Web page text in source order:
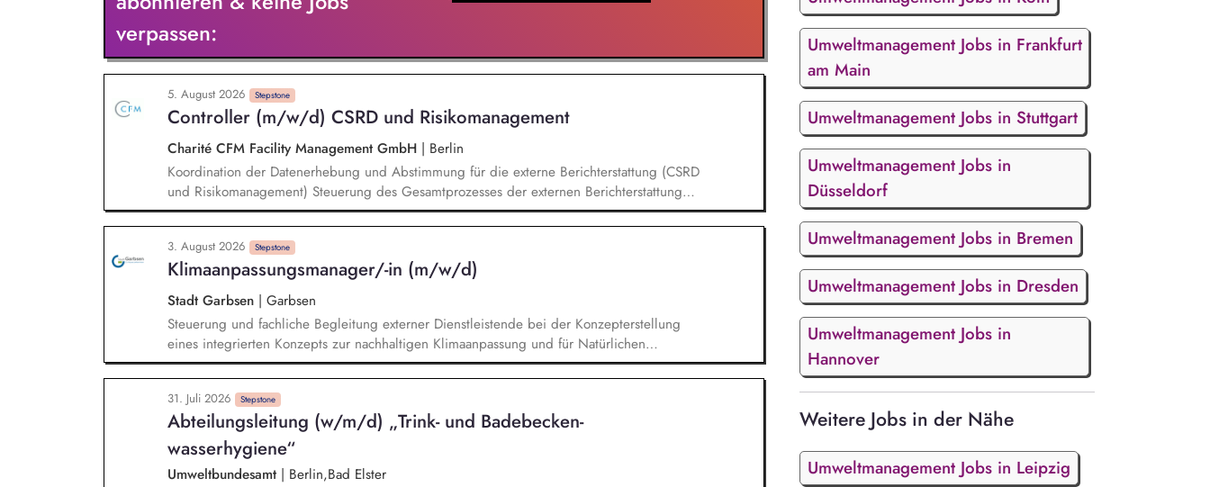
verpassen:
5. August 2026 Stepstone
Controller (m/w/d) CSRD und Risikomanagement
Charité CFM Facility Management GmbH | Berlin
Koordination der Datenerhebung und Abstimmung für die externe Berichterstattung (CSRD
und Risikomanagement) Steuerung des Gesamtprozesses der externen Berichterstattung
Sicherstellung einer fristgerechten und qualitativ hochwertigen Umsetzung in
Zusammenarbeit mit den beteiligten Fachbereichen Entwicklung & Einführung des
Berichtssystem CSRD und Risikomanagement Analysieren regulatorischer
Nachhaltigkeitsanforderungen für CSRD sowie entsprechende gesetzliche
Risikomanagement Berichtspflichten Aufbau und Weiterentwicklung von internen
Kontrollsystemen (IKS)
3. August 2026 Stepstone
Klimaanpassungsmanager/-in (m/w/d)
Stadt Garbsen | Garbsen
Steuerung und fachliche Begleitung externer Dienstleistende bei der Konzepterstellung
eines integrierten Konzepts zur nachhaltigen Klimaanpassung und für Natürlichen
Klimaschutz. Analyse klimatischer Risiken und Betroffenheiten der Kommune (z. B. Hitze,
Starkregen, Trockenheit). Identifikation kommunaler Handlungsfelder der Klimaanpassung.
Erarbeitung eines Maßnahmenkatalogs mit Priorisierung zur Entwicklung von
Umsetzungsstrategien. Integration der Klimaanpassung als Querschnittsaufgabe in
bestehende Verwaltungsprozesse und Strukturen.
31. Juli 2026 Stepstone
Abteilungs­leitung (w/m/d) „Trink- und Badebecken­
wasserhygiene“
Umweltbundesamt | Berlin,Bad Elster
Umweltmanagement Jobs in Frankfurt
am Main
Umweltmanagement Jobs in Stuttgart
Umweltmanagement Jobs in
Düsseldorf
Umweltmanagement Jobs in Bremen
Umweltmanagement Jobs in Dresden
Umweltmanagement Jobs in
Hannover
Weitere Jobs in der Nähe
Umweltmanagement Jobs in Leipzig